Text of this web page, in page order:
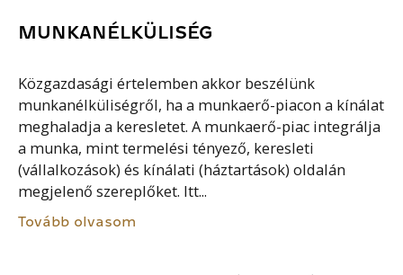
MUNKANÉLKÜLISÉG
Közgazdasági értelemben akkor beszélünk
munkanélküliségről, ha a munkaerő-piacon a kínálat
meghaladja a keresletet. A munkaerő-piac integrálja
a munka, mint termelési tényező, keresleti
(vállalkozások) és kínálati (háztartások) oldalán
megjelenő szereplőket. Itt...
Tovább olvasom